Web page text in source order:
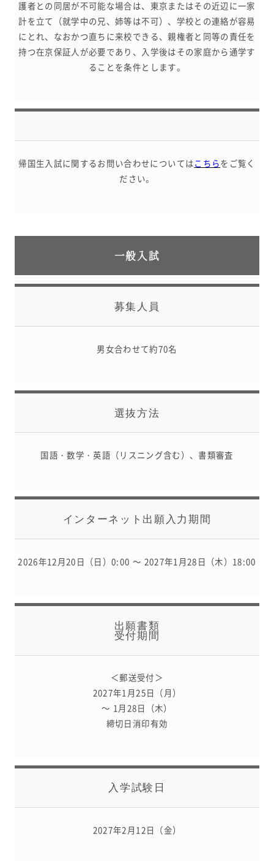
護者との同居が不可能な場合は、東京またはその近辺に一家
計を立て（就学中の兄、姉等は不可）、学校との連絡が容易
にとれ、なおかつ直ちに来校できる、親権者と同等の責任を
持つ在京保証人が必要であり、入学後はその家庭から通学す
ることを条件とします。
帰国生入試に関するお問い合わせについてはこちらをご覧く
ださい。
一般入試
募集人員
男女合わせて約70名
選抜方法
国語・数学・英語（リスニング含む）、書類審査
インターネット出願入力期間
2026年12月20日（日）0:00 ～ 2027年1月28日（木）18:00
出願書類
受付期間
＜郵送受付＞
2027年1月25日（月）
～ 1月28日（木）
締切日消印有効
入学試験日
2027年2月12日（金）